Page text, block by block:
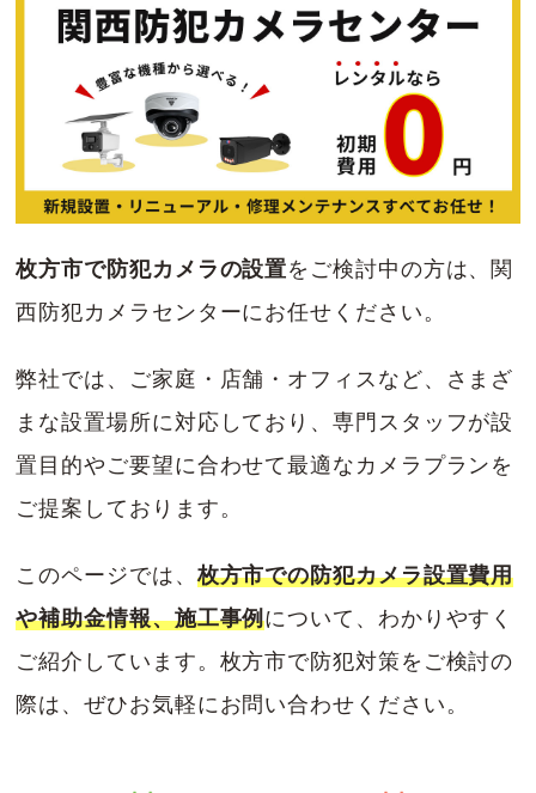
枚方市で防犯カメラの設置をご検討中の方は、関
西防犯カメラセンターにお任せください。
弊社では、ご家庭・店舗・オフィスなど、さまざ
まな設置場所に対応しており、専門スタッフが設
置目的やご要望に合わせて最適なカメラプランを
ご提案しております。
このページでは、枚方市での防犯カメラ設置費用
や補助金情報、施工事例について、わかりやすく
ご紹介しています。枚方市で防犯対策をご検討の
際は、ぜひお気軽にお問い合わせください。